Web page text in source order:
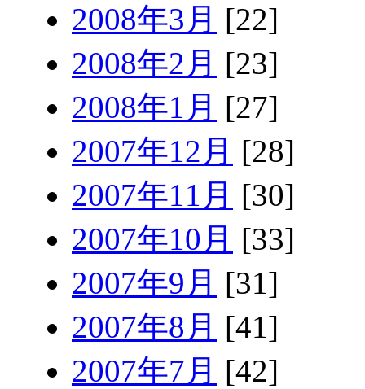
2008年3月 [22]
2008年2月 [23]
2008年1月 [27]
2007年12月 [28]
2007年11月 [30]
2007年10月 [33]
2007年9月 [31]
2007年8月 [41]
2007年7月 [42]